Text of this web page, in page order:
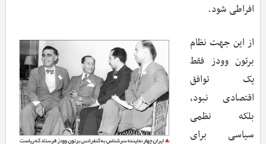
افراطی شود.
از این جهت نظام
برتون وودز فقط
یک توافق
اقتصادی نبود،
بلکه نظمی
سیاسی برای